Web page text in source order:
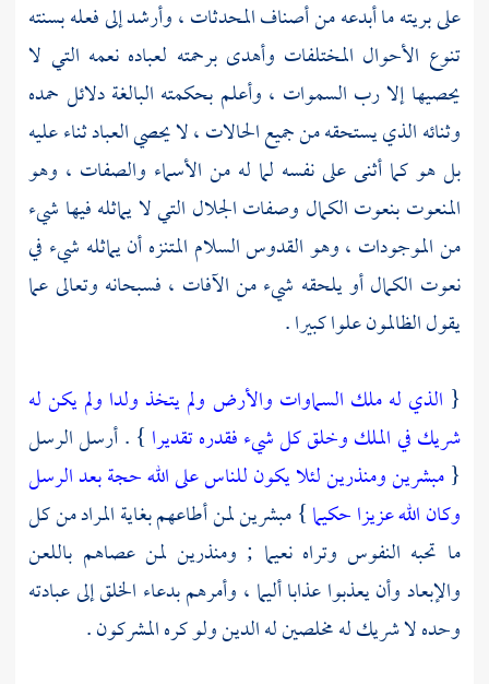
على بريته ما أبدعه من أصناف المحدثات ، وأرشد إلى فعله بسنته
تنوع الأحوال المختلفات وأهدى برحمته لعباده نعمه التي لا
يحصيها إلا رب السموات ، وأعلم بحكمته البالغة دلائل حمده
وثنائه الذي يستحقه من جميع الحالات ، لا يحصي العباد ثناء عليه
بل هو كما أثنى على نفسه لما له من الأسماء والصفات ، وهو
المنعوت بنعوت الكمال وصفات الجلال التي لا يماثله فيها شيء
من الموجودات ، وهو القدوس السلام المتنزه أن يماثله شيء في
نعوت الكمال أو يلحقه شيء من الآفات ، فسبحانه وتعالى عما
يقول الظالمون علوا كبيرا .
{ الذي له ملك السماوات والأرض ولم يتخذ ولدا ولم يكن له
شريك في الملك وخلق كل شيء فقدره تقديرا } . أرسل الرسل
{مبشرين ومنذرين لئلا يكون للناس على الله حجة بعد الرسل
وكان الله عزيزا حكيما} مبشرين لمن أطاعهم بغاية المراد من كل
ما تحبه النفوس وتراه نعيما ; ومنذرين لمن عصاهم باللعن
والإبعاد وأن يعذبوا عذابا أليما ، وأمرهم بدعاء الخلق إلى عبادته
وحده لا شريك له مخلصين له الدين ولو كره المشركون .